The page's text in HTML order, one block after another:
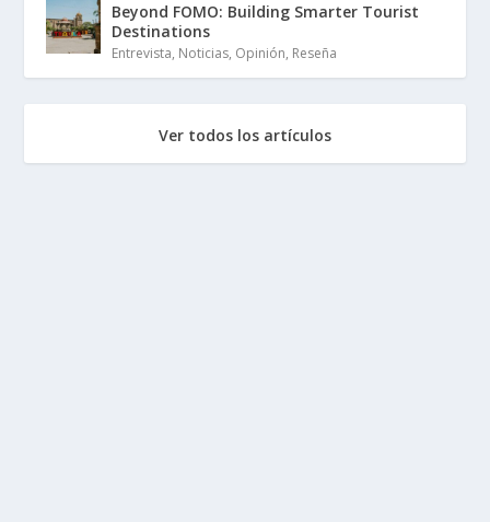
Beyond FOMO: Building Smarter Tourist
Destinations
Entrevista, Noticias, Opinión, Reseña
Ver todos los artículos